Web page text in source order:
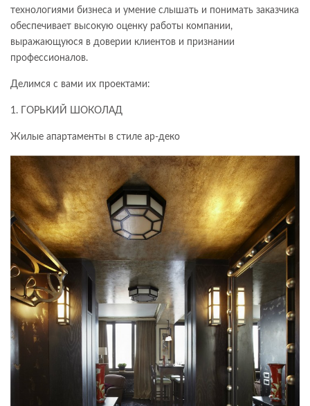
технологиями бизнеса и умение слышать и понимать заказчика
обеспечивает высокую оценку работы компании,
выражающуюся в доверии клиентов и признании
профессионалов.
Делимся с вами их проектами:
1. ГОРЬКИЙ ШОКОЛАД
Жилые апартаменты в стиле ар-деко